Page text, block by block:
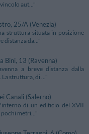
aut..."
25/A (Venezia)
struttura situata in posizione
distanza da..."
Bini, 13 (Ravenna)
a breve distanza dalla
struttura, di ..."
Canali (Salerno)
di un edificio del XVII
pochi metri..."